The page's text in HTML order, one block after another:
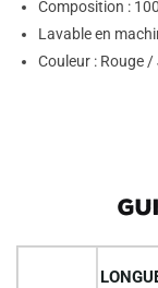
Composition :
Lavable en
Couleur : Rouge